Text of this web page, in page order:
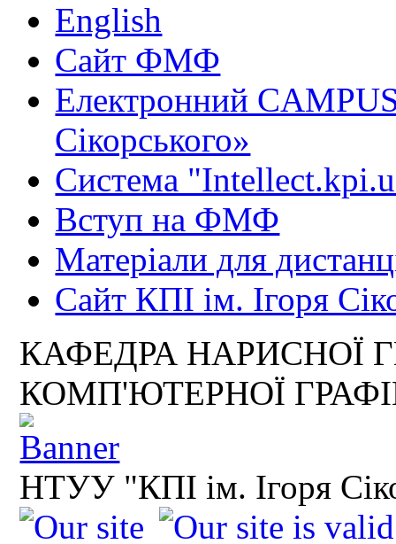
English
Сайт ФМФ
Електронний
Сікорського»
Система
Вступ на ФМФ
Матеріали для
Сайт КПІ ім. Ігоря
КАФЕДРА НАРИСНОЇ
КОМП'ЮТЕРНОЇ
НТУУ "КПІ ім. Ігоря